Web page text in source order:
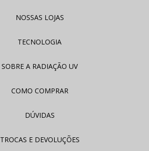
NOSSAS LOJAS
TECNOLOGIA
SOBRE A RADIAÇÃO UV
COMO COMPRAR
DÚVIDAS
TROCAS E DEVOLUÇÕES